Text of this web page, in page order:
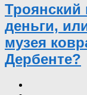
Троянский
деньги,
музея
Дербенте?